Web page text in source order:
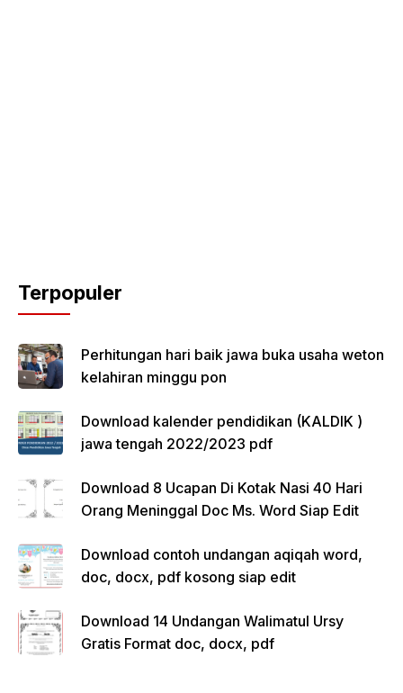
Terpopuler
Perhitungan hari baik jawa buka usaha weton
kelahiran minggu pon
Download kalender pendidikan (KALDIK )
jawa tengah 2022/2023 pdf
Download 8 Ucapan Di Kotak Nasi 40 Hari
Orang Meninggal Doc Ms. Word Siap Edit
Download contoh undangan aqiqah word,
doc, docx, pdf kosong siap edit
Download 14 Undangan Walimatul Ursy
Gratis Format doc, docx, pdf